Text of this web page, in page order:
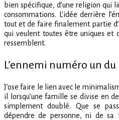
bien spécifique, d’une religion qui
consommations. L’idée derrière
tout et de faire finalement partie
qui veulent toutes être uniques et
ressemblent.
L’ennemi numéro un
J’ose faire le lien avec le
il lorsqu’une famille se divise en
simplement doublé. Que se
dépendre de personne, ni de sa